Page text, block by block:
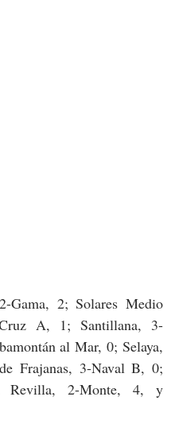
Gama, 2; Solares Medio
A, 1; Santillana, 3-
al Mar, 0; Selaya,
Frajanas, 3-Naval B, 0;
Revilla, 2-Monte, 4, y